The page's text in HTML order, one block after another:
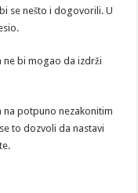
se nešto i dogovorili. U
ne bi mogao da izdrži
na potpuno nezakonitim
to dozvoli da nastavi